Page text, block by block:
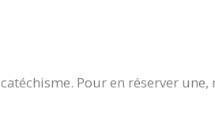
Pour en réserver